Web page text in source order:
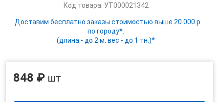
Код товара: УТ000021342
Доставим бесплатно заказы стоимостью выше 20 000 р.
по городу*.
(длина - до 2 м, вес - до 1 тн.)*
848 ₽ шт